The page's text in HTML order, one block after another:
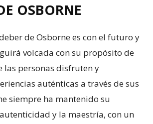
OSBORNE
de Osborne es con el futuro y
volcada con su propósito de
las personas disfruten y
auténticas a través de sus
siempre ha mantenido su
y la maestría, con un